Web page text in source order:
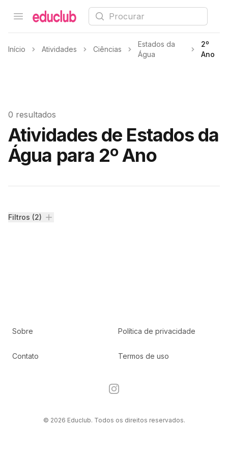
Open menu
Educlub Procurar
Início Atividades Ciências
Estados da
Água
2º
Ano
0 resultados
Atividades de Estados da
Água para 2º Ano
Filtros
Filtros (2)
Sobre
Contato
Política de privacidade
Termos de uso
Instagram
© 2026 Educlub. Todos os direitos reservados.